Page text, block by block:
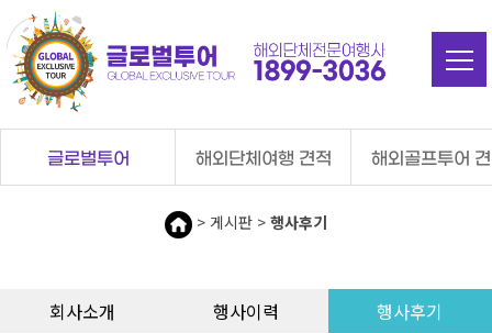
탑메뉴 바로가기
본문 바로가기
글로벌투어 해외단체여행 견적 해외골프투어
> 게시판 > 행사후기
회사소개 행사이력 행사후기